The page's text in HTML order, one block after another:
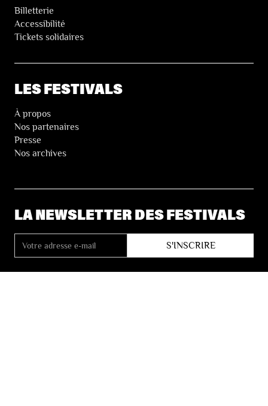
Billetterie
Accessibilité
Tickets solidaires
LES FESTIVALS
À propos
Nos partenaires
Presse
Nos archives
LA NEWSLETTER DES FESTIVALS